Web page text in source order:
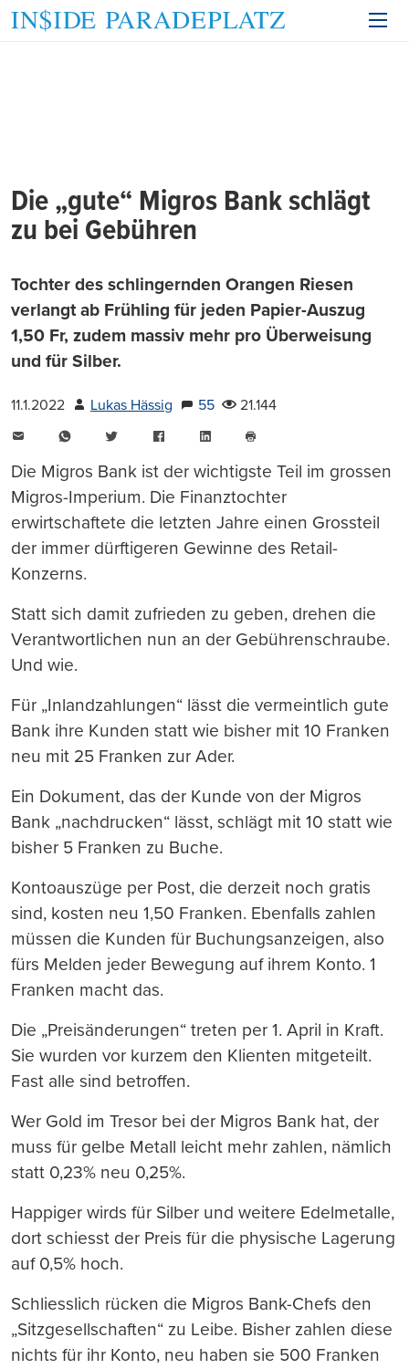
Die „gute“ Migros Bank schlägt
zu bei Gebühren
Tochter des schlingernden Orangen Riesen
verlangt ab Frühling für jeden Papier-Auszug
1,50 Fr, zudem massiv mehr pro Überweisung
und für Silber.
11.1.2022 Lukas Hässig 55
21.144
WhatsAppTwitter FacebookLinkedIn
drucken
Die Migros Bank ist der wichtigste Teil im grossen
Migros-Imperium. Die Finanztochter
erwirtschaftete die letzten Jahre einen Grossteil
der immer dürftigeren Gewinne des Retail-
Konzerns.
Statt sich damit zufrieden zu geben, drehen die
Verantwortlichen nun an der Gebührenschraube.
Und wie.
Für „Inlandzahlungen“ lässt die vermeintlich gute
Bank ihre Kunden statt wie bisher mit 10 Franken
neu mit 25 Franken zur Ader.
Ein Dokument, das der Kunde von der Migros
Bank „nachdrucken“ lässt, schlägt mit 10 statt wie
bisher 5 Franken zu Buche.
Kontoauszüge per Post, die derzeit noch gratis
sind, kosten neu 1,50 Franken. Ebenfalls zahlen
müssen die Kunden für Buchungsanzeigen, also
fürs Melden jeder Bewegung auf ihrem Konto. 1
Franken macht das.
Die „Preisänderungen“ treten per 1. April in Kraft.
Sie wurden vor kurzem den Klienten mitgeteilt.
Fast alle sind betroffen.
Wer Gold im Tresor bei der Migros Bank hat, der
muss für gelbe Metall leicht mehr zahlen, nämlich
statt 0,23% neu 0,25%.
Happiger wirds für Silber und weitere Edelmetalle,
dort schiesst der Preis für die physische Lagerung
auf 0,5% hoch.
Schliesslich rücken die Migros Bank-Chefs den
„Sitzgesellschaften“ zu Leibe. Bisher zahlen diese
nichts für ihr Konto, neu haben sie 500 Franken